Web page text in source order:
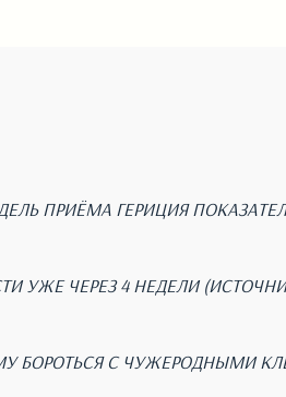
ПРИЁМА ГЕРИЦИЯ
УЖЕ ЧЕРЕЗ 4 НЕДЕЛИ
БОРОТЬСЯ С ЧУЖЕРОДНЫМИ